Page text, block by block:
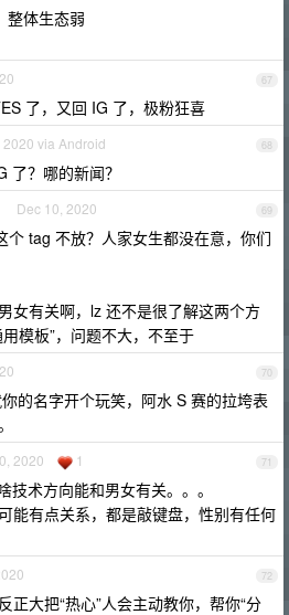
整体生态弱
67
了，又回 IG 了，极粉狂喜
68
2020 via Android
了？哪的新闻？
69
Dec 10, 2020
个 tag 不放？人家女生都没在意，你们
女有关啊，lz 还不是很了解这两个方
模板”，问题不大，不至于
70
的名字开个玩笑，阿水 S 赛的拉垮表
71
2020 1
技术方向能和男女有关。。。
能有点关系，都是敲键盘，性别有任何
72
正大把“热心”人会主动教你，帮你“分